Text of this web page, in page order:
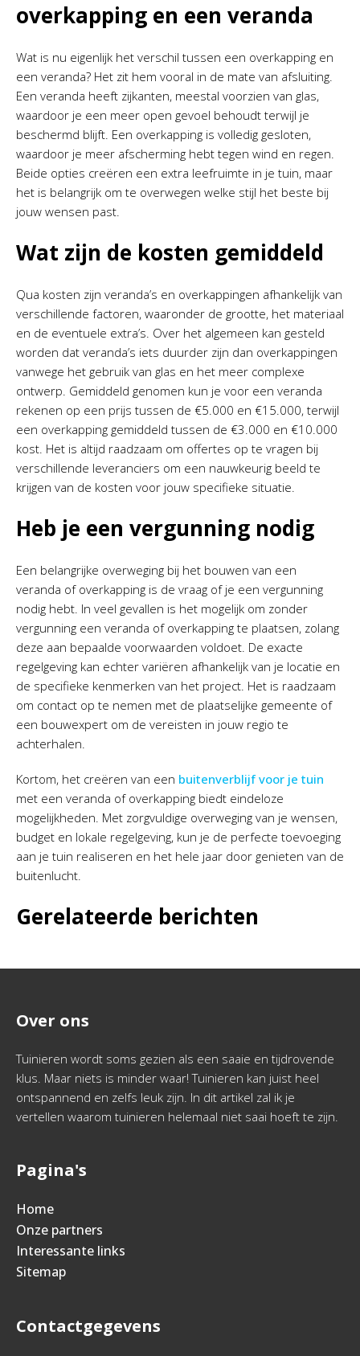
overkapping en een veranda
Wat is nu eigenlijk het verschil tussen een overkapping en
een veranda? Het zit hem vooral in de mate van afsluiting.
Een veranda heeft zijkanten, meestal voorzien van glas,
waardoor je een meer open gevoel behoudt terwijl je
beschermd blijft. Een overkapping is volledig gesloten,
waardoor je meer afscherming hebt tegen wind en regen.
Beide opties creëren een extra leefruimte in je tuin, maar
het is belangrijk om te overwegen welke stijl het beste bij
jouw wensen past.
Wat zijn de kosten gemiddeld
Qua kosten zijn veranda’s en overkappingen afhankelijk van
verschillende factoren, waaronder de grootte, het materiaal
en de eventuele extra’s. Over het algemeen kan gesteld
worden dat veranda’s iets duurder zijn dan overkappingen
vanwege het gebruik van glas en het meer complexe
ontwerp. Gemiddeld genomen kun je voor een veranda
rekenen op een prijs tussen de €5.000 en €15.000, terwijl
een overkapping gemiddeld tussen de €3.000 en €10.000
kost. Het is altijd raadzaam om offertes op te vragen bij
verschillende leveranciers om een nauwkeurig beeld te
krijgen van de kosten voor jouw specifieke situatie.
Heb je een vergunning nodig
Een belangrijke overweging bij het bouwen van een
veranda of overkapping is de vraag of je een vergunning
nodig hebt. In veel gevallen is het mogelijk om zonder
vergunning een veranda of overkapping te plaatsen, zolang
deze aan bepaalde voorwaarden voldoet. De exacte
regelgeving kan echter variëren afhankelijk van je locatie en
de specifieke kenmerken van het project. Het is raadzaam
om contact op te nemen met de plaatselijke gemeente of
een bouwexpert om de vereisten in jouw regio te
achterhalen.
Kortom, het creëren van een buitenverblijf voor je tuin
met een veranda of overkapping biedt eindeloze
mogelijkheden. Met zorgvuldige overweging van je wensen,
budget en lokale regelgeving, kun je de perfecte toevoeging
aan je tuin realiseren en het hele jaar door genieten van de
buitenlucht.
Gerelateerde berichten
Over ons
Tuinieren wordt soms gezien als een saaie en tijdrovende
klus. Maar niets is minder waar! Tuinieren kan juist heel
ontspannend en zelfs leuk zijn. In dit artikel zal ik je
vertellen waarom tuinieren helemaal niet saai hoeft te zijn.
Pagina's
Home
Onze partners
Interessante links
Sitemap
Contactgegevens